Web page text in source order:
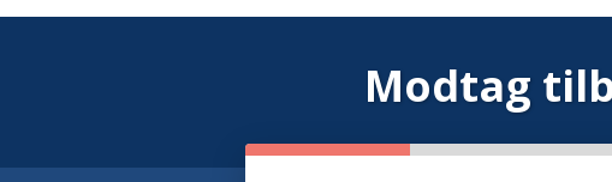
Modtag